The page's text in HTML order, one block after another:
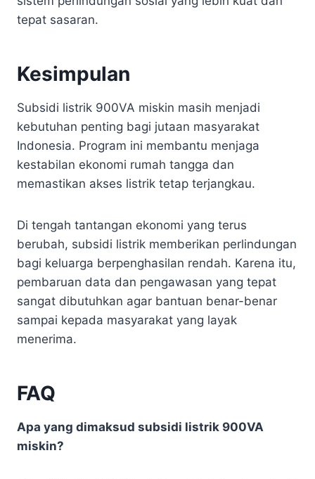
tepat sasaran.
Kesimpulan
Subsidi listrik 900VA miskin masih menjadi
kebutuhan penting bagi jutaan masyarakat
Indonesia. Program ini membantu menjaga
kestabilan ekonomi rumah tangga dan
memastikan akses listrik tetap terjangkau.
Di tengah tantangan ekonomi yang terus
berubah, subsidi listrik memberikan perlindungan
bagi keluarga berpenghasilan rendah. Karena itu,
pembaruan data dan pengawasan yang tepat
sangat dibutuhkan agar bantuan benar-benar
sampai kepada masyarakat yang layak
menerima.
FAQ
Apa yang dimaksud subsidi listrik 900VA
miskin?